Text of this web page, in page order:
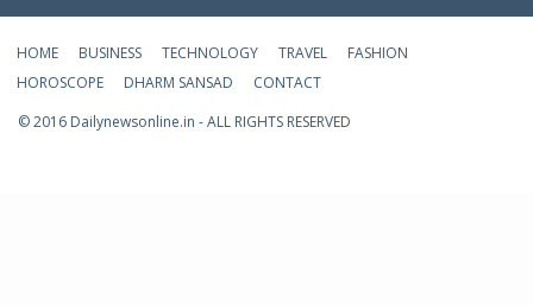
HOME BUSINESS TECHNOLOGY TRAVEL
FASHION
HOROSCOPE
DHARM SANSAD
CONTACT
© 2016 Dailynewsonline.in - ALL RIGHTS RESERVED